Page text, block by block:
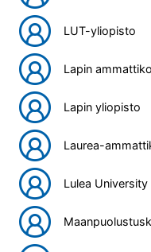
LUT-yliopisto
Lapin
Lapin yliopisto
Laurea-
Lulea